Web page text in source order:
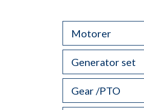
Motorer
Generator set
Gear /PTO